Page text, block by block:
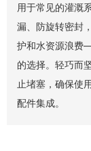
用于常见的灌溉
漏、防旋转密封
护和水资源浪费
的选择。轻巧而
止堵塞，确保使
配件集成。